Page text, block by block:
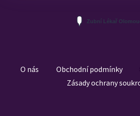
O nás Obchodní podmínky
Zásady ochrany